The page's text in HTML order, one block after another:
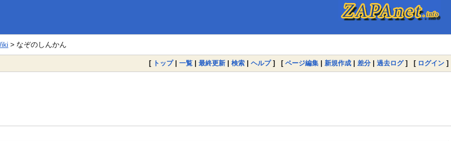
> なぞのしんかん
[ トップ| 一覧 | 最終更新 | 検索 | ヘルプ] [ ページ編集 | 新規作成 | 差分 | 過去ログ] [ ログイン ]